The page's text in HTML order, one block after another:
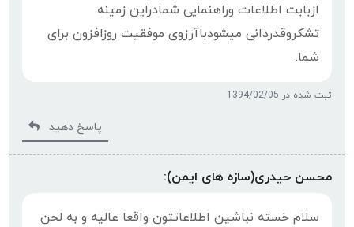
ازبابت اطلاعات وراهنمایی شمادراین زمینه
تشکروقدردانی میشودباآرزوی موفقیت روزافزون برای
شما.
ثبت شده در 1394/02/05
پاسخ دهید
محسن حیدری(سازه های ایمن):
سلام خسته نباشین اطلاعاتتون واقعا عالیه و به لحن